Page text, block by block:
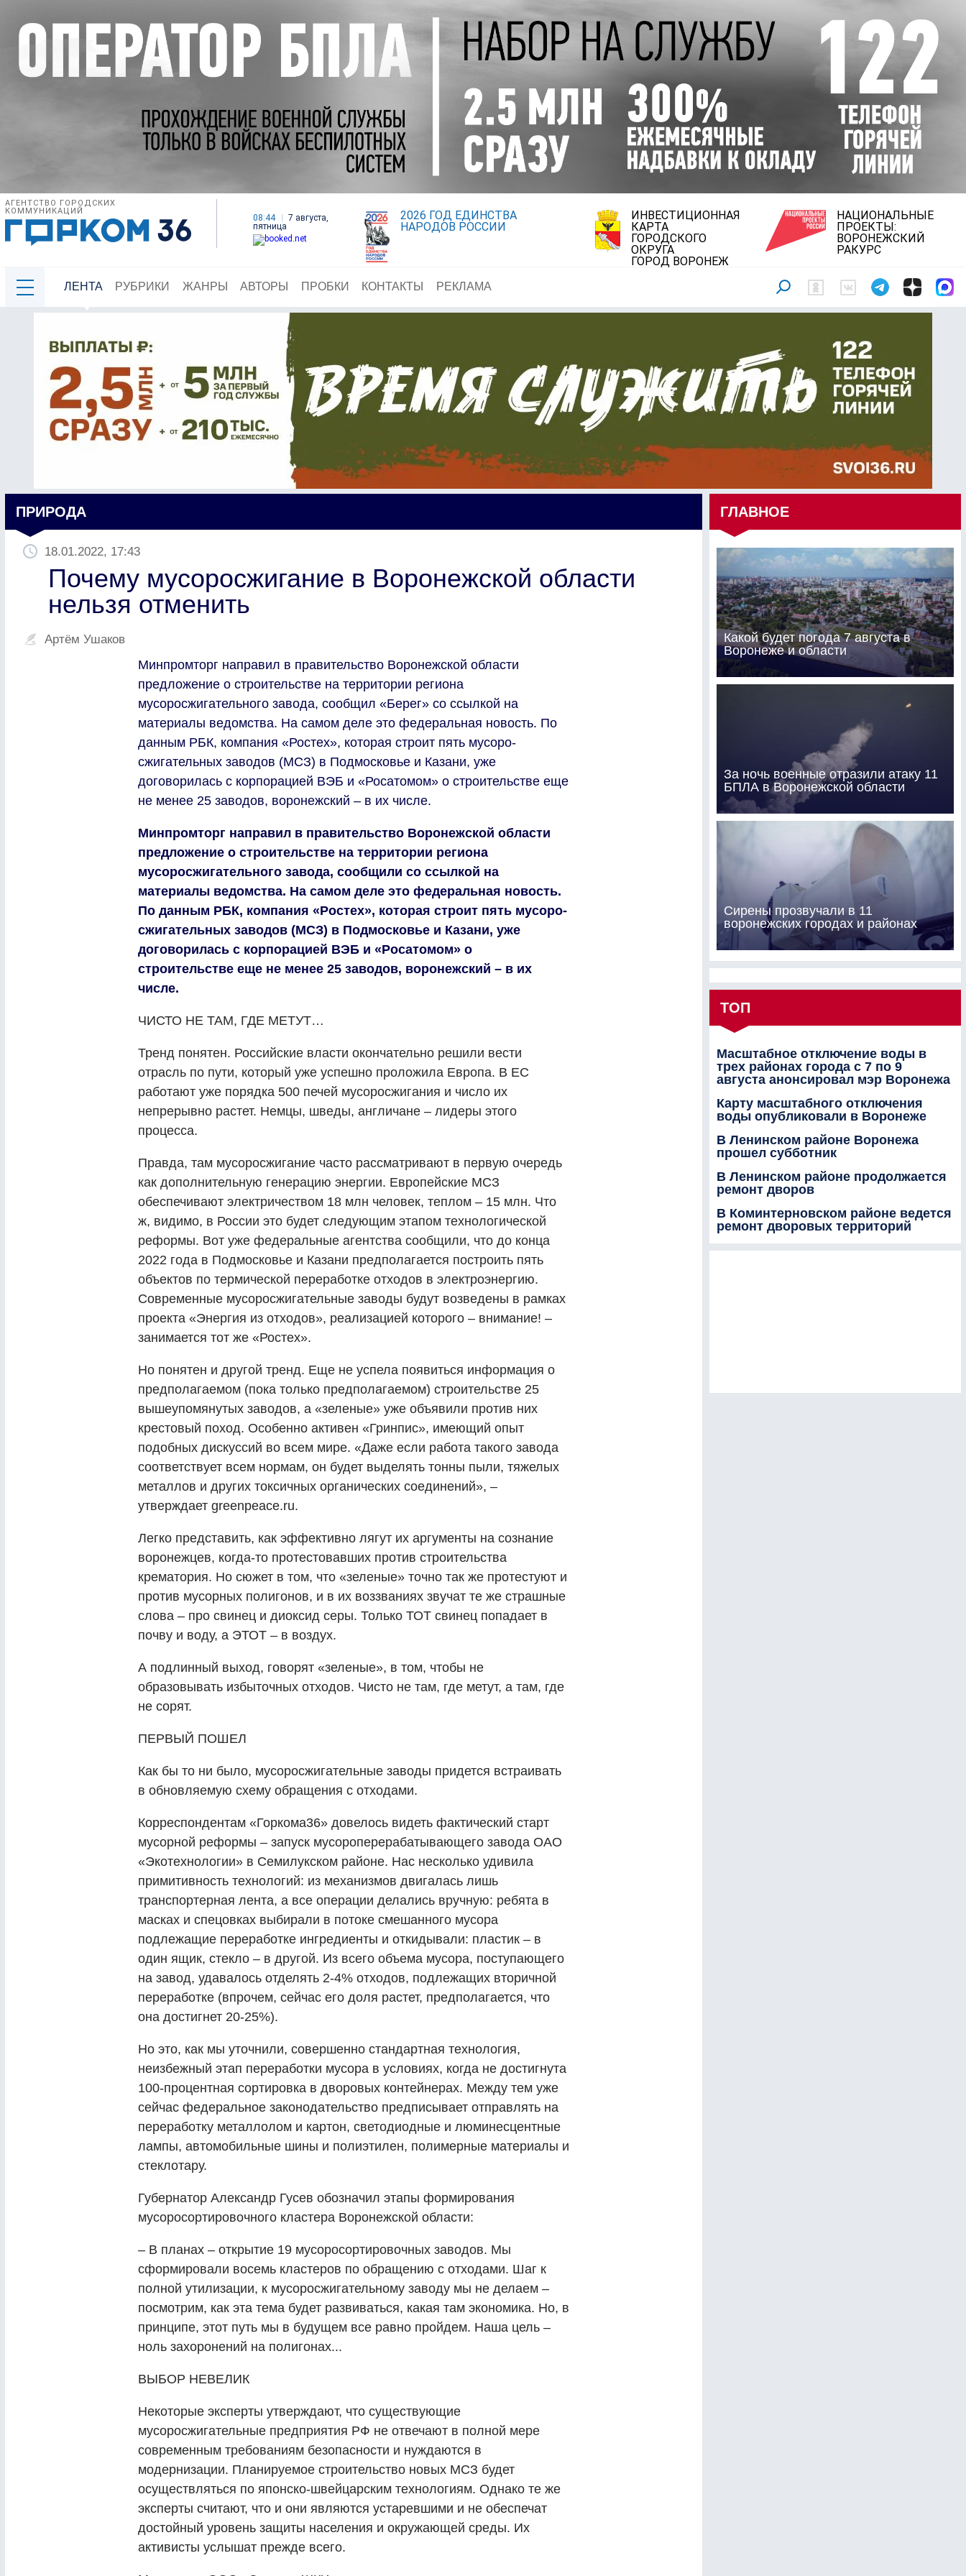
АГЕНТСТВО ГОРОДСКИХ
КОММУНИКАЦИЙ
08:44
7 августа,
пятница
2026 ГОД ЕДИНСТВА
НАРОДОВ РОССИИ
ИНВЕСТИЦИОННАЯ
КАРТА
ГОРОДСКОГО
ОКРУГА
ГОРОД ВОРОНЕЖ
НАЦИОНАЛЬНЫЕ
ПРОЕКТЫ:
ВОРОНЕЖСКИЙ
РАКУРС
ЛЕНТА РУБРИКИ ЖАНРЫ АВТОРЫ ПРОБКИ КОНТАКТЫ РЕКЛАМА
ПРИРОДА
18.01.2022, 17:43
Почему мусоросжигание в Воронежской области
нельзя отменить
Артём Ушаков
Минпромторг направил в правительство Воронежской области
предложение о строительстве на территории региона
мусоросжигательного завода, сообщил «Берег» со ссылкой на
материалы ведомства. На самом деле это федеральная новость. По
данным РБК, компания «Ростех», которая строит пять мусоро­
сжигательных заводов (МСЗ) в Подмосковье и Казани, уже
договорилась с корпорацией ВЭБ и «Росатомом» о строительстве еще
не менее 25 заводов, воронежский – в их числе.
Минпромторг направил в правительство Воронежской области
предложение о строительстве на территории региона
мусоросжигательного завода, сообщили со ссылкой на
материалы ведомства. На самом деле это федеральная новость.
По данным РБК, компания «Ростех», которая строит пять мусоро­
сжигательных заводов (МСЗ) в Подмосковье и Казани, уже
договорилась с корпорацией ВЭБ и «Росатомом» о
строительстве еще не менее 25 заводов, воронежский – в их
числе.
ЧИСТО НЕ ТАМ, ГДЕ МЕТУТ…
Тренд понятен. Российские власти окончательно решили вести
отрасль по пути, который уже успешно проложила Европа. В ЕС
работают уже порядка 500 печей мусоросжигания и число их
непрерывно растет. Немцы, шведы, англичане – лидеры этого
процесса.
Правда, там мусоросжигание часто рассматривают в первую очередь
как дополнительную генерацию энергии. Европейские МСЗ
обеспечивают электричеством 18 млн человек, теплом – 15 млн. Что
ж, видимо, в России это будет следующим этапом технологической
реформы. Вот уже федеральные агентства сообщили, что до конца
2022 года в Подмосковье и Казани предполагается построить пять
объектов по термической переработке отходов в электроэнергию.
Современные мусоросжигательные заводы будут возведены в рамках
проекта «Энергия из отходов», реализацией которого – внимание! –
занимается тот же «Ростех».
Но понятен и другой тренд. Еще не успела появиться информация о
предполагаемом (пока только предполагаемом) строительстве 25
вышеупомянутых заводов, а «зеленые» уже объявили против них
крестовый поход. Особенно активен «Гринпис», имеющий опыт
подобных дискуссий во всем мире. «Даже если работа такого завода
соответствует всем нормам, он будет выделять тонны пыли, тяжелых
металлов и других токсичных органических соединений», –
утверждает greenpeace.ru.
Легко представить, как эффективно лягут их аргументы на сознание
воронежцев, когда-то протестовавших против строительства
крематория. Но сюжет в том, что «зеленые» точно так же протестуют и
против мусорных полигонов, и в их воззваниях звучат те же страшные
слова – про свинец и диоксид серы. Только ТОТ свинец попадает в
почву и воду, а ЭТОТ – в воздух.
А подлинный выход, говорят «зеленые», в том, чтобы не
образовывать избыточных отходов. Чисто не там, где метут, а там, где
не сорят.
ПЕРВЫЙ ПОШЕЛ
Как бы то ни было, мусоро­сжигательные заводы придется встраивать
в обновляемую схему обращения с отходами.
Корреспондентам «Горкома36» довелось видеть фактический старт
мусорной реформы – запуск мусороперерабатывающего завода ОАО
«Экотехнологии» в Семилукском районе. Нас несколько удивила
примитивность технологий: из механизмов двигалась лишь
транспортерная лента, а все операции делались вручную: ребята в
масках и спецовках выбирали в потоке смешанного мусора
подлежащие переработке ингредиенты и откидывали: пластик – в
один ящик, стекло – в другой. Из всего объема мусора, поступающего
на завод, удавалось отделять 2-4% отходов, подлежащих вторичной
переработке (впрочем, сейчас его доля растет, предполагается, что
она достигнет 20-25%).
Но это, как мы уточнили, совершенно стандартная технология,
неизбежный этап переработки мусора в условиях, когда не достигнута
100-процентная сортировка в дворовых контейнерах. Между тем уже
сейчас федеральное законодательство предписывает отправлять на
переработку металлолом и картон, светодиодные и люминесцентные
лампы, автомобильные шины и полиэтилен, полимерные материалы и
стеклотару.
Губернатор Александр Гусев обозначил этапы формирования
мусоросортировочного кластера Воронежской области:
– В планах – открытие 19 мусоросортировочных заводов. Мы
сформировали восемь кластеров по обращению с отходами. Шаг к
полной утилизации, к мусоро­сжигательному заводу мы не делаем –
посмотрим, как эта тема будет развиваться, какая там экономика. Но, в
принципе, этот путь мы в будущем все равно пройдем. Наша цель –
ноль захоронений на полигонах...
ВЫБОР НЕВЕЛИК
Некоторые эксперты утверждают, что существующие
мусоросжигательные предприятия РФ не отвечают в полной мере
современным требованиям безопасности и нуждаются в
модернизации. Планируемое строительство новых МСЗ будет
осуществляться по японско-швейцарским технологиям. Однако те же
эксперты считают, что и они являются устаревшими и не обеспечат
достойный уровень защиты населения и окружающей среды. Их
активисты услышат прежде всего.
ГЛАВНОЕ
Какой будет погода 7 августа в
Воронеже и области
За ночь военные отразили атаку 11
БПЛА в Воронежской области
Сирены прозвучали в 11
воронежских городах и районах
ТОП
Масштабное отключение воды в
трех районах города с 7 по 9
августа анонсировал мэр Воронежа
Карту масштабного отключения
воды опубликовали в Воронеже
В Ленинском районе Воронежа
прошел субботник
В Ленинском районе продолжается
ремонт дворов
В Коминтерновском районе ведется
ремонт дворовых территорий